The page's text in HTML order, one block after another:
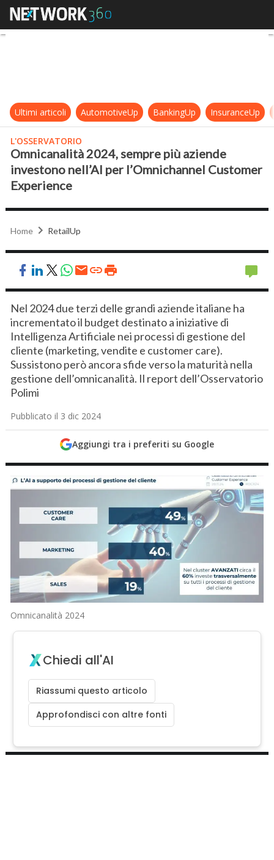
Omnicanalità 2024, sempre più
Ultimi articoli AutomotiveUp BankingUp InsuranceUp
L'OSSERVATORIO
Omnicanalità 2024, sempre più aziende
investono nell’AI per l’Omnichannel Customer
Experience
Home RetailUp
Nel 2024 due terzi delle grandi aziende italiane ha
incrementato il budget destinato a iniziative di
Intelligenza Artificiale nei processi di gestione del
cliente (marketing, vendite e customer care).
Sussistono però ancora sfide verso la maturità nella
gestione dell’omnicanalità. Il report dell’Osservatorio
Polimi
Pubblicato il 3 dic 2024
Aggiungi tra i preferiti su Google
Omnicanalità 2024
Chiedi all'AI
Riassumi questo articolo
Approfondisci con altre fonti